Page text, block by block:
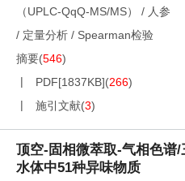
（UPLC-QqQ-MS/MS）
/ 人参
/ 定量分析 / Spearman检验
摘要(546)
PDF[1837KB](266)
施引文献(3)
顶空-固相微萃取-气相色谱
水体中51种异味物质